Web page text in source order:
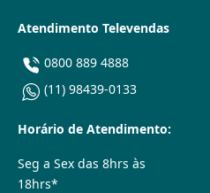
Atendimento Televendas
0800 889 4888
(11) 98439-0133
Horário de Atendimento:
Seg a Sex das 8hrs às
18hrs*